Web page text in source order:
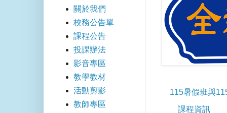
115暑假班與
課程資訊
關於我們
校務公告單
課程公告
投課辦法
影音專區
教學教材
活動剪影
教師專區